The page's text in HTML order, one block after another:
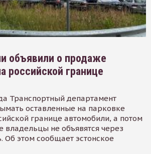
объявили о продаже
российской границе
Транспортный департамент
оставленные на парковке
границе автомобили, а потом
владельцы не объявятся через
Об этом сообщает эстонское